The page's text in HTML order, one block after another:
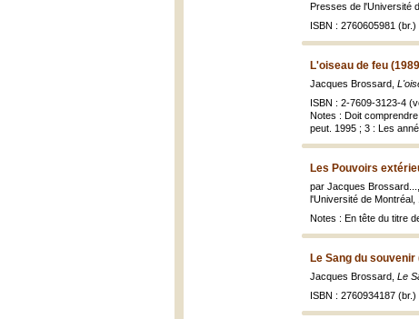
Presses de l'Université
ISBN : 2760605981 (br.)
L'oiseau de feu
Jacques Brossard,
ISBN : 2-7609-3123-4
Notes : Doit
peut. 1995 ; 3 : Les
Les Pouvoirs
par Jacques
l'Université de Montréal,
Notes : En tête du titre
Le Sang du souvenir
Jacques Brossard, Le
ISBN : 2760934187 (br.)